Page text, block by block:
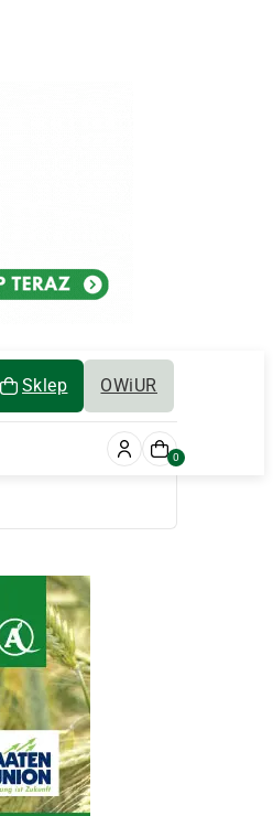
Sklep OWiUR
0